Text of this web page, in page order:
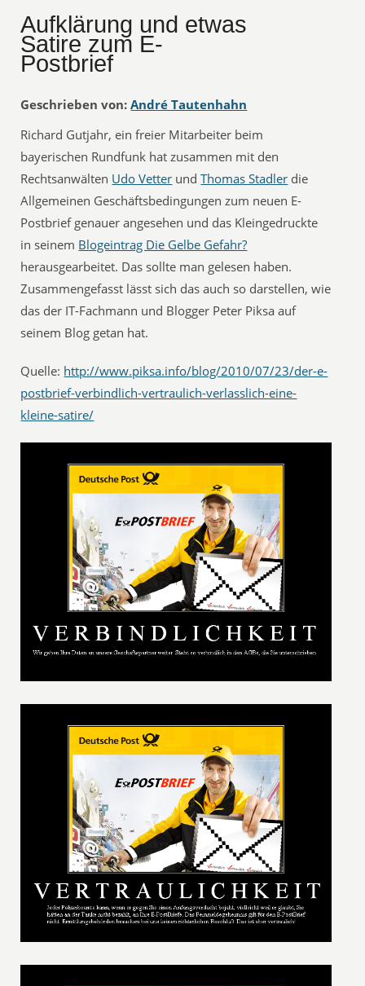
Aufklärung und etwas
Satire zum E-
Postbrief
Geschrieben von: André Tautenhahn
Richard Gutjahr, ein freier Mitarbeiter beim
bayerischen Rundfunk hat zusammen mit den
Rechtsanwälten Udo Vetter undThomas Stadler die
Allgemeinen Geschäftsbedingungen zum neuen E-
Postbrief genauer angesehen und das Kleingedruckte
in seinem Blogeintrag Die Gelbe Gefahr?
herausgearbeitet. Das sollte man gelesen haben.
Zusammengefasst lässt sich das auch so darstellen, wie
das der IT-Fachmann und Blogger Peter Piksa auf
seinem Blog getan hat.
Quelle: http://www.piksa.info/blog/2010/07/23/der-e-
postbrief-verbindlich-vertraulich-verlasslich-eine-
kleine-satire/